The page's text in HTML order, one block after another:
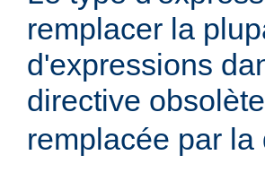
remplacer la
d'expressions
directive obsolète
remplacée par la